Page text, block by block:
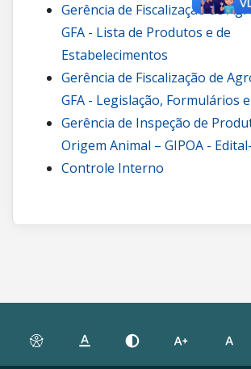
Gerência de Fiscalização de
GFA - Lista de Produtos e de
Estabelecimentos
Gerência de Fiscalização de
GFA - Legislação, Formulários
Gerência de Inspeção de
Origem Animal – GIPOA -
Controle Interno